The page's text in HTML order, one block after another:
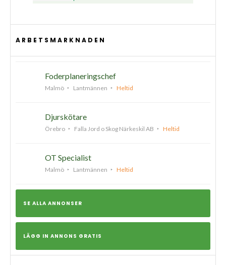
ARBETSMARKNADEN
Foderplaneringschef
Malmö Lantmännen Heltid
Djurskötare
Örebro Falla Jord o Skog Närkeskil AB Heltid
OT Specialist
Malmö Lantmännen Heltid
SE ALLA ANNONSER
LÄGG IN ANNONS GRATIS